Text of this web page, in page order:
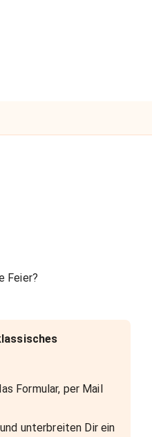
Feier?
Formular, per Mail
unterbreiten Dir ein